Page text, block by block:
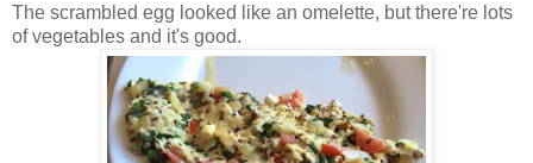
The scrambled egg looked like an omelette, but there're lots
of vegetables and it's good.